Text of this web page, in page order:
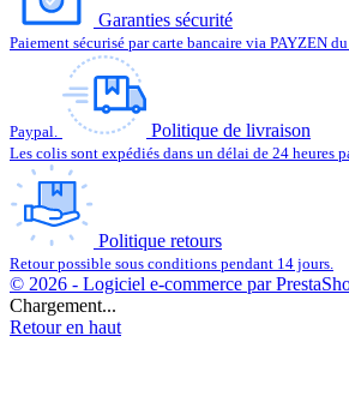
Garanties sécurité
Paiement sécurisé par carte bancaire via PAYZEN
Paypal. Politique de livraison
Les colis sont expédiés dans un délai de 24 heures
Politique retours
Retour possible sous conditions pendant 14 jours.
© 2026 - Logiciel e-commerce par
Chargement...
Retour en haut